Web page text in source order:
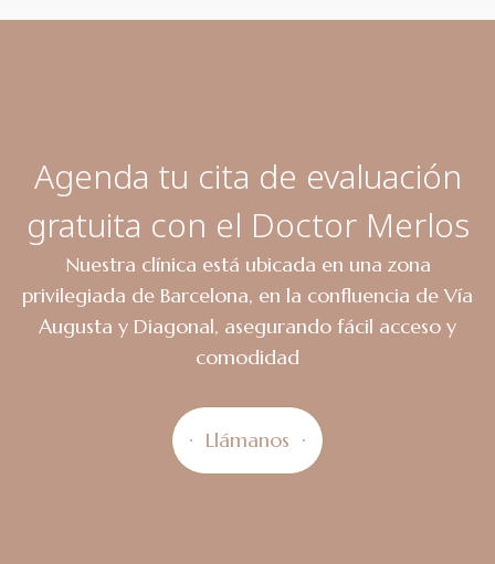
Agenda tu cita de evaluación
gratuita con el Doctor Merlos
Nuestra clínica está ubicada en una zona
privilegiada de Barcelona, en la confluencia de Vía
Augusta y Diagonal, asegurando fácil acceso y
comodidad
Llámanos